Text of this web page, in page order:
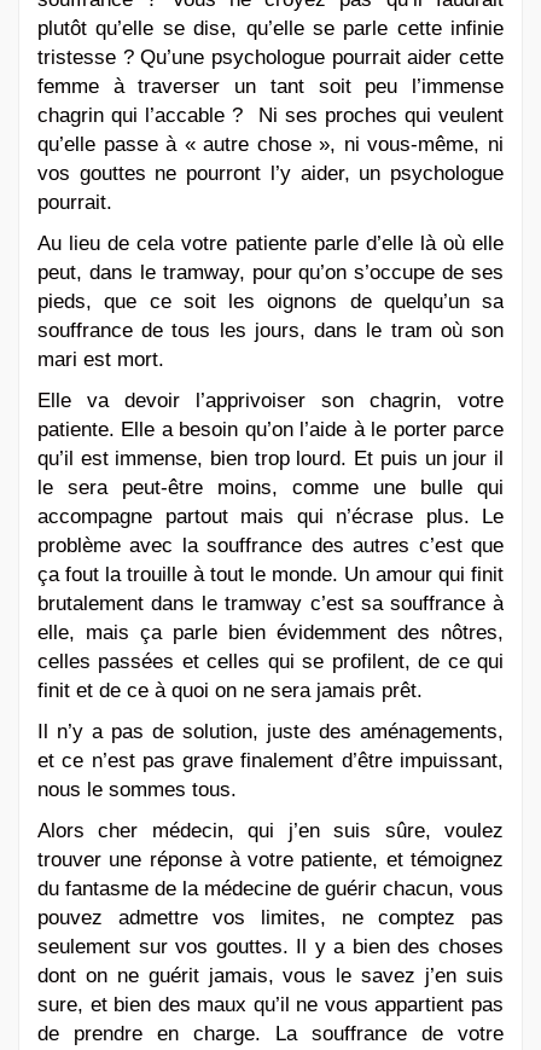
plutôt qu’elle se dise, qu’elle se parle cette infinie
tristesse ? Qu’une psychologue pourrait aider cette
femme à traverser un tant soit peu l’immense
chagrin qui l’accable ? Ni ses proches qui veulent
qu’elle passe à « autre chose », ni vous-même, ni
vos gouttes ne pourront l’y aider, un psychologue
pourrait.
Au lieu de cela votre patiente parle d’elle là où elle
peut, dans le tramway, pour qu’on s’occupe de ses
pieds, que ce soit les oignons de quelqu’un sa
souffrance de tous les jours, dans le tram où son
mari est mort.
Elle va devoir l’apprivoiser son chagrin, votre
patiente. Elle a besoin qu’on l’aide à le porter parce
qu’il est immense, bien trop lourd. Et puis un jour il
le sera peut-être moins, comme une bulle qui
accompagne partout mais qui n’écrase plus. Le
problème avec la souffrance des autres c’est que
ça fout la trouille à tout le monde. Un amour qui finit
brutalement dans le tramway c’est sa souffrance à
elle, mais ça parle bien évidemment des nôtres,
celles passées et celles qui se profilent, de ce qui
finit et de ce à quoi on ne sera jamais prêt.
Il n’y a pas de solution, juste des aménagements,
et ce n’est pas grave finalement d’être impuissant,
nous le sommes tous.
Alors cher médecin, qui j’en suis sûre, voulez
trouver une réponse à votre patiente, et témoignez
du fantasme de la médecine de guérir chacun, vous
pouvez admettre vos limites, ne comptez pas
seulement sur vos gouttes. Il y a bien des choses
dont on ne guérit jamais, vous le savez j’en suis
sure, et bien des maux qu’il ne vous appartient pas
de prendre en charge. La souffrance de votre